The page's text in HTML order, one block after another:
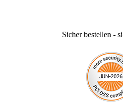
Sicher bestellen -